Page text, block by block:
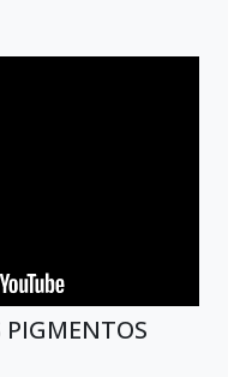
PIGMENTOS